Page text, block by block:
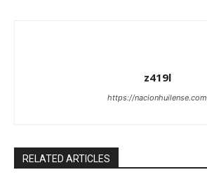
z419l
https://nacionhuilense.com
RELATED ARTICLES